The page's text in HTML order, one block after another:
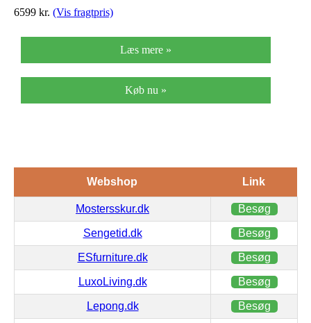
6599 kr. (Vis fragtpris)
Læs mere »
Køb nu »
Webshop Link
Mostersskur.dk Besøg
Sengetid.dk Besøg
ESfurniture.dk Besøg
LuxoLiving.dk Besøg
Lepong.dk Besøg